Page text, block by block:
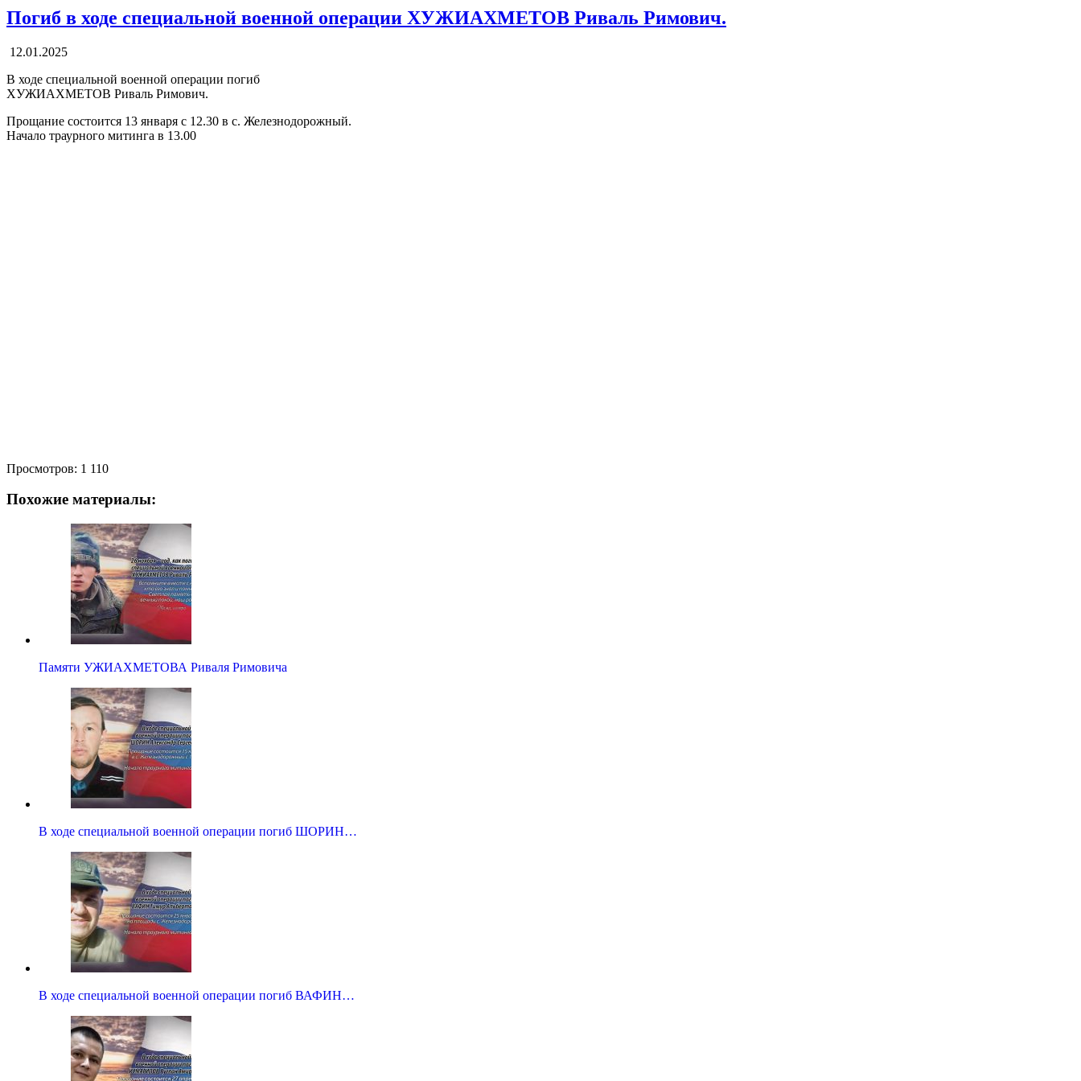
Погиб в ходе специальной военной операции ХУЖИАХМЕТОВ Риваль Римович.
12.01.2025
В ходе специальной военной операции погиб
ХУЖИАХМЕТОВ Риваль Римович.
Прощание состоится 13 января с 12.30 в с. Железнодорожный.
Начало траурного митинга в 13.00
Просмотров: 1 110
Похожие материалы:
Памяти УЖИАХМЕТОВА Риваля Римовича
В ходе специальной военной операции погиб ШОРИН…
В ходе специальной военной операции погиб ВАФИН…